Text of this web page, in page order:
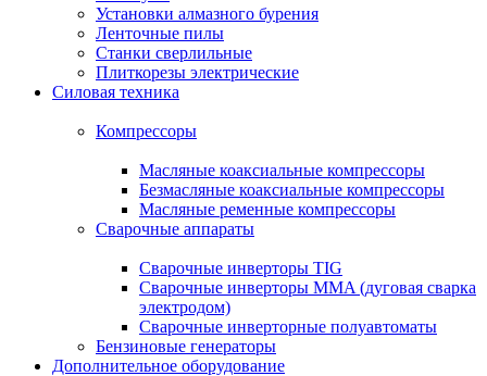
Установки алмазного бурения
Ленточные пилы
Станки сверлильные
Плиткорезы электрические
Силовая техника
Компрессоры
Масляные коаксиальные компрессоры
Безмасляные коаксиальные компрессоры
Масляные ременные компрессоры
Сварочные аппараты
Сварочные инверторы TIG
Сварочные инверторы MMA (дуговая сварка
электродом)
Сварочные инверторные полуавтоматы
Бензиновые генераторы
Дополнительное оборудование